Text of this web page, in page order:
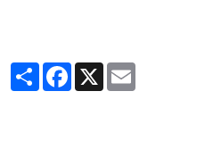
PartagerFacebook
X